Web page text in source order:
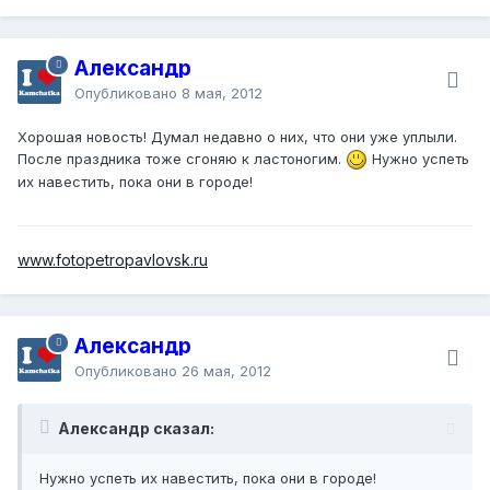
Александр
Опубликовано 8 мая, 2012
Хорошая новость! Думал недавно о них, что они уже уплыли.
После праздника тоже сгоняю к ластоногим.
Нужно успеть
их навестить, пока они в городе!
www.fotopetropavlovsk.ru
Александр
Опубликовано 26 мая, 2012
Александр сказал:
Нужно успеть их навестить, пока они в городе!